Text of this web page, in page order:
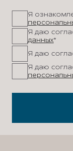
Я
Я даю
данных*
Я даю
Я даю